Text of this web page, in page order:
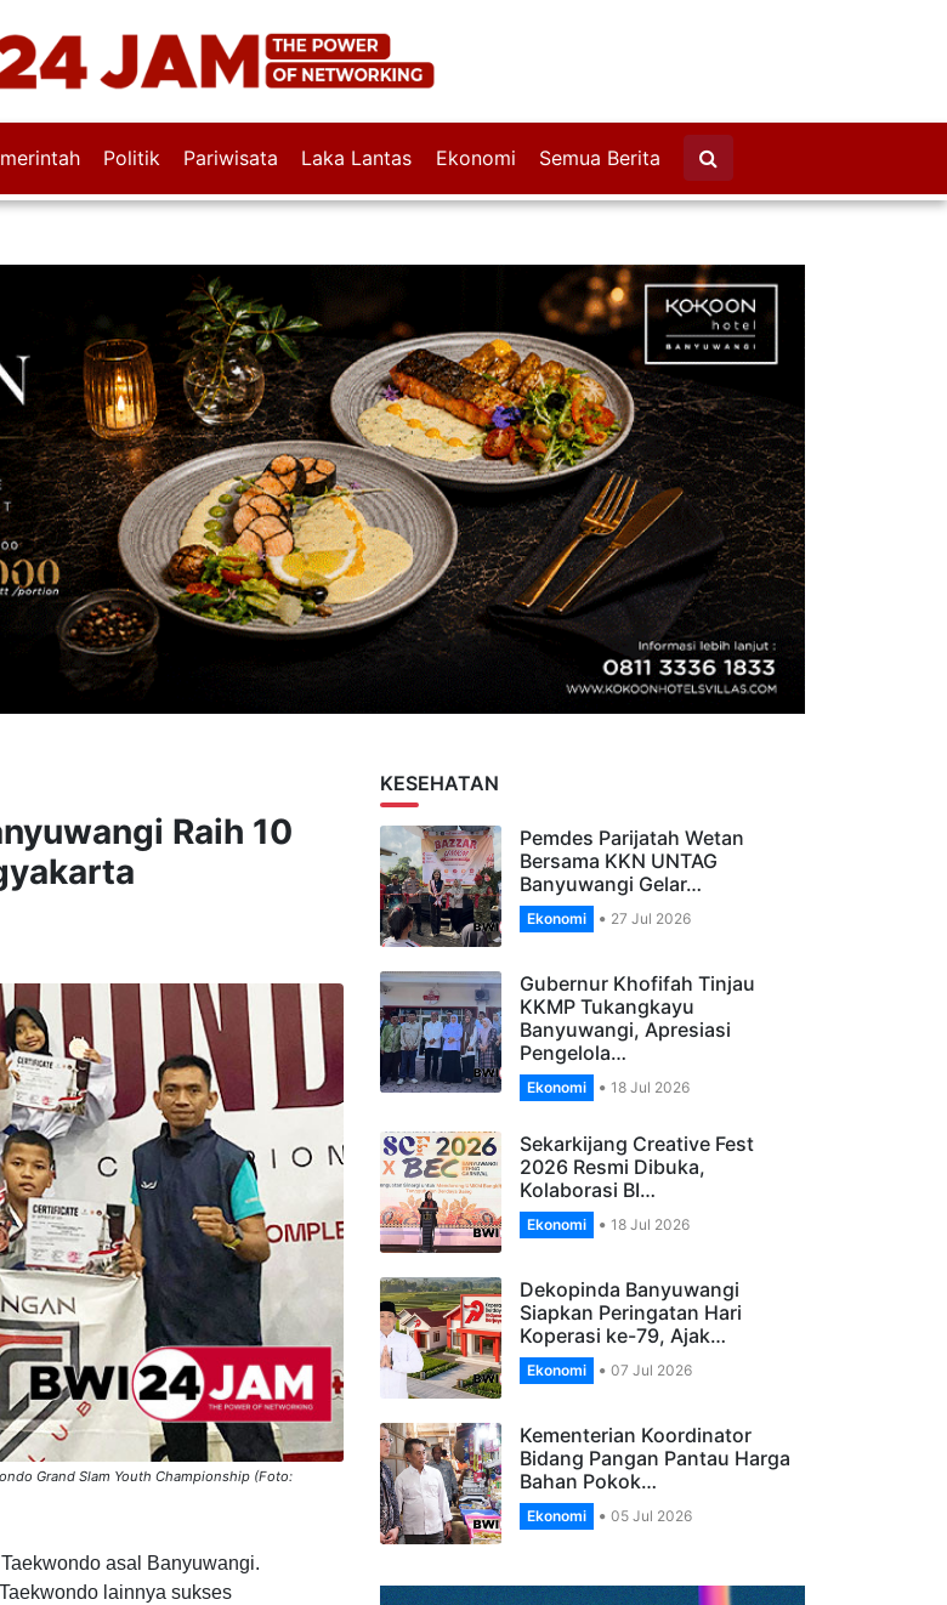
Politik Pariwisata Laka Lantas Ekonomi Semua Berita
Raih 10
KESEHATAN
Pemdes Parijatah Wetan
Bersama KKN UNTAG
Ekonomi 27 Jul 2026
Gubernur Khofifah Tinjau
KKMP Tukangkayu
Banyuwangi, Apresiasi
Ekonomi 18 Jul 2026
Sekarkijang Creative Fest
2026 Resmi Dibuka,
Ekonomi 18 Jul 2026
Dekopinda Banyuwangi
Siapkan Peringatan Hari
Ekonomi 07 Jul 2026
Kementerian Koordinator
Bidang Pangan Pantau Harga
Ekonomi 05 Jul 2026